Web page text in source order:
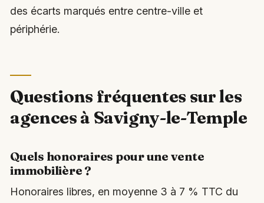
des écarts marqués entre centre-ville et
périphérie.
Questions fréquentes sur les
agences à Savigny-le-Temple
Quels honoraires pour une vente
immobilière ?
Honoraires libres, en moyenne 3 à 7 % TTC du